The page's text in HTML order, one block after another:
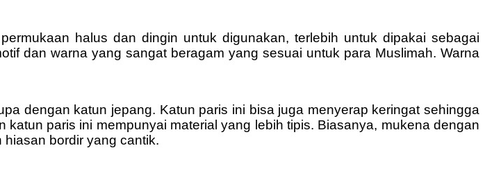
halus dan dingin untuk digunakan, terlebih untuk dipakai sebagai
dan warna yang sangat beragam yang sesuai untuk para Muslimah. Warna
dengan katun jepang. Katun paris ini bisa juga menyerap keringat sehingga
paris ini mempunyai material yang lebih tipis. Biasanya, mukena dengan
bordir yang cantik.